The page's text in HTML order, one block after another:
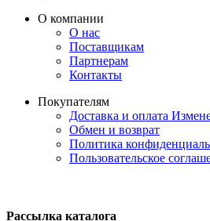
О компании
О нас
Поставщикам
Партнерам
Контакты
Покупателям
Доставка и оплата
Обмен и возврат
Политика
Пользовательское
Рассылка каталога